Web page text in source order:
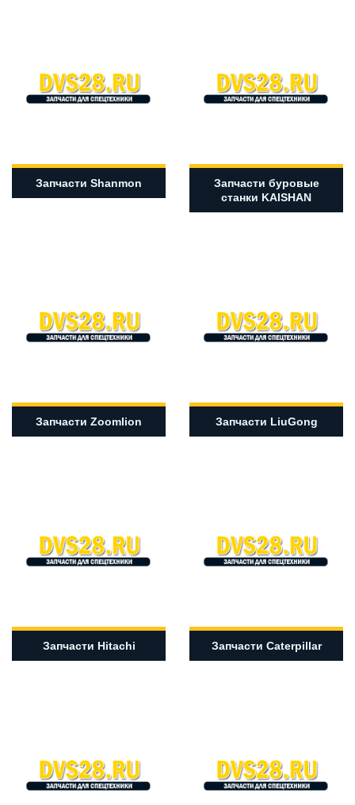
Запчасти Shanmon
Запчасти буровые
станки KAISHAN
Запчасти Zoomlion Запчасти LiuGong
Запчасти Hitachi Запчасти Caterpillar